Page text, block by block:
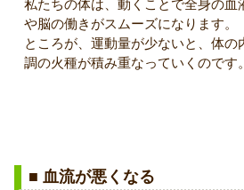
私たちの体は、動くことで全身の血
や脳の働きがスムーズになります。
ところが、運動量が少ないと、体の
調の火種が積み重なっていくのです。
■ 血流が悪くなる